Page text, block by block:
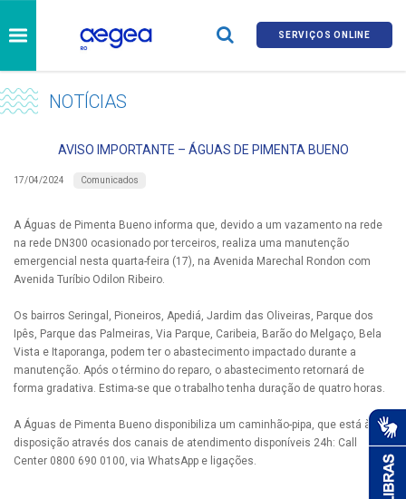
SERVIÇOS ONLINE
NOTÍCIAS
AVISO IMPORTANTE – ÁGUAS DE PIMENTA BUENO
17/04/2024 Comunicados
A Águas de Pimenta Bueno informa que, devido a um vazamento na rede
na rede DN300 ocasionado por terceiros, realiza uma manutenção
emergencial nesta quarta-feira (17), na Avenida Marechal Rondon com
Avenida Turíbio Odilon Ribeiro.
Os bairros Seringal, Pioneiros, Apediá, Jardim das Oliveiras, Parque dos
Ipês, Parque das Palmeiras, Via Parque, Caribeia, Barão do Melgaço, Bela
Vista e Itaporanga, podem ter o abastecimento impactado durante a
manutenção. Após o término do reparo, o abastecimento retornará de
forma gradativa. Estima-se que o trabalho tenha duração de quatro horas.
A Águas de Pimenta Bueno disponibiliza um caminhão-pipa, que está à
disposição através dos canais de atendimento disponíveis 24h: Call
Center 0800 690 0100, via WhatsApp e ligações.